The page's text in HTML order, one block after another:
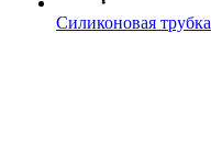
Силиконовая трубка